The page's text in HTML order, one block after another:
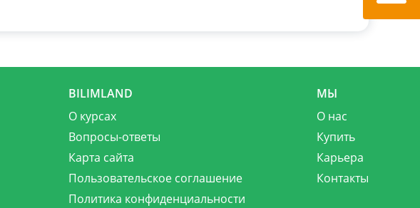
BILIMLAND
О курсах
Вопросы-ответы
Карта сайта
Пользовательское соглашение
Политика конфиденциальности
МЫ
О нас
Купить
Карьера
Контакты